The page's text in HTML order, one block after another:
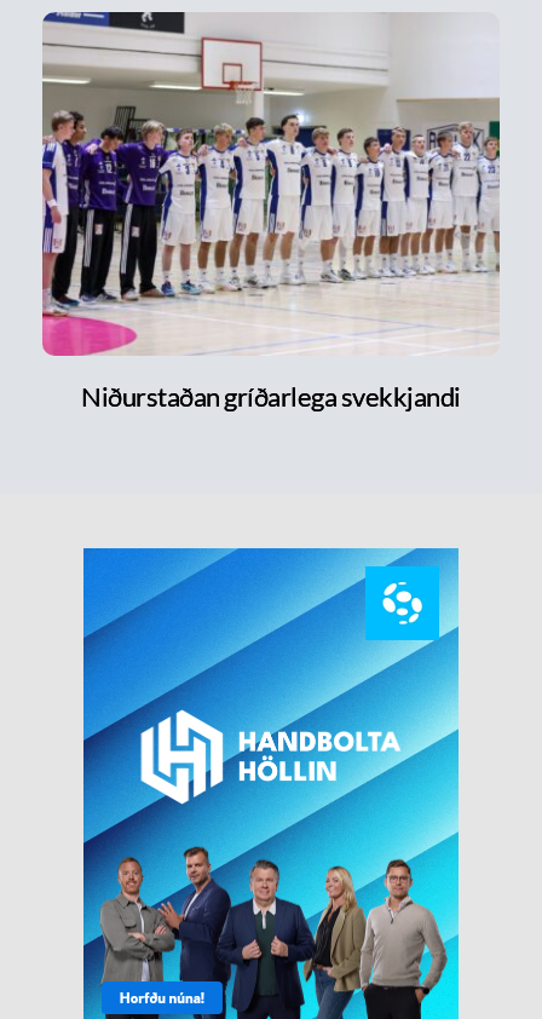
Niðurstaðan gríðarlega svekkjandi